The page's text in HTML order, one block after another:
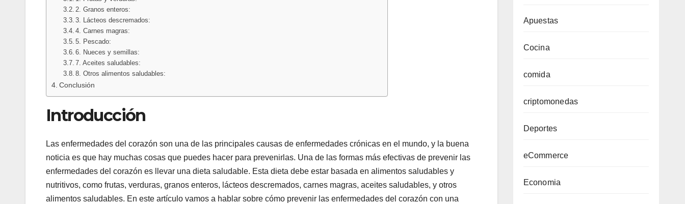
2. Granos enteros:
3. Lácteos descremados:
4. Carnes magras:
5. Pescado:
6. Nueces y semillas:
7. Aceites saludables:
8. Otros alimentos saludables:
Conclusión
Introducción
Las enfermedades del corazón son una de las principales causas de enfermedades crónicas en el mundo, y la buena
noticia es que hay muchas cosas que puedes hacer para prevenirlas. Una de las formas más efectivas de prevenir las
enfermedades del corazón es llevar una dieta saludable. Esta dieta debe estar basada en alimentos saludables y
nutritivos, como frutas, verduras, granos enteros, lácteos descremados, carnes magras, aceites saludables, y otros
alimentos saludables. En este artículo vamos a hablar sobre cómo prevenir las enfermedades del corazón con una
Apuestas
Cocina
comida
criptomonedas
Deportes
eCommerce
Economia